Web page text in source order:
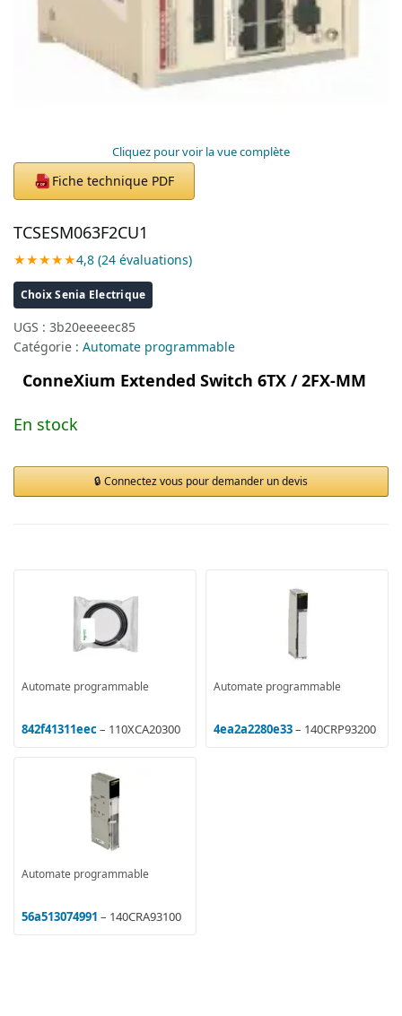
Cliquez pour voir la vue complète
PDF Fiche technique PDF
TCSESM063F2CU1
★★★★★4,8 (24 évaluations)
Choix Senia Electrique
UGS : 3b20eeeeec85
Catégorie : Automate programmable
ConneXium Extended Switch 6TX / 2FX-MM
En stock
Connectez vous pour demander un devis
Automate programmable
842f41311eec– 110XCA20300
Automate programmable
4ea2a2280e33– 140CRP93200
Automate programmable
56a513074991 – 140CRA93100